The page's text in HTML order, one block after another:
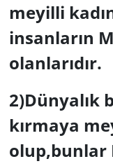
meyilli
insanların
olanlarıdır.
2)Dünyalık
kırmaya
olup,bunlar